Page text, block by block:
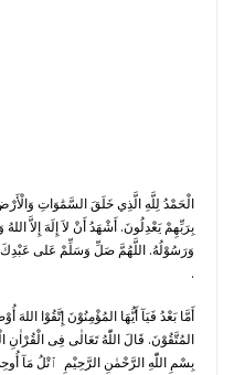
الْحَمْدُ لِلَّهِ الَّذِي خَلَقَ السَّمَٰوَاتِ
بِرَبِّهِمْ يَعْدِلُونَ. أَشْهَدُ أَنْ لاَ إِلَهَ إِلاَّ
وَرَسُوْلُهُ. اللَّهُمَّ صَلِّ وَسَلِّمْ عَلى
.
أَمَّا بَعْدُ فَيَآ أَيُّهَا المُؤْمِنُوْنَ إِتَّقُوْا
المُتَّقُوْنَ. قَالَ اللّٰهُ تَعَالٰى فِى الْقُرْاٰنِ
بِسْمِ اللّٰهِ الرَّحْمٰنِ الرَّحِيْمِ ٱتْلُ مَآ